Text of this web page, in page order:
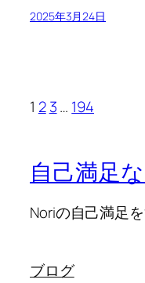
2025年3月24日
1 2 3… 194
自己満足
Noriの自己満足
ブログ